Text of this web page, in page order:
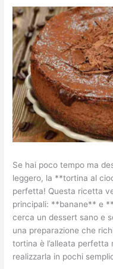
Se hai poco tempo ma
leggero, la **tortina al
perfetta! Questa ricetta
principali: **banane** e
cerca un dessert sano e
una preparazione che
tortina è l’alleata perfetta
realizzarla in pochi